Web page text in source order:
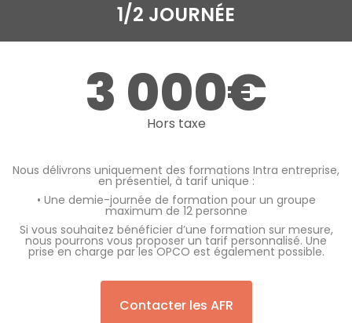
1/2 JOURNÉE
3 000€
Hors taxe
Nous délivrons uniquement des formations Intra entreprise,
en présentiel, à tarif unique :
• Une demie-journée de formation pour un groupe
maximum de 12 personne
Si vous souhaitez bénéficier d’une formation sur mesure,
nous pourrons vous proposer un tarif personnalisé. Une
prise en charge par les OPCO est également possible.
Contacter les AFR